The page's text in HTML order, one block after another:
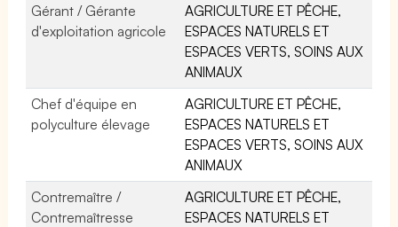
Gérant / Gérante
d'exploitation agricole
AGRICULTURE ET PÊCHE,
ESPACES NATURELS ET
ESPACES VERTS, SOINS AUX
ANIMAUX
Chef d'équipe en
polyculture élevage
AGRICULTURE ET PÊCHE,
ESPACES NATURELS ET
ESPACES VERTS, SOINS AUX
ANIMAUX
Contremaître /
Contremaîtresse
AGRICULTURE ET PÊCHE,
ESPACES NATURELS ET